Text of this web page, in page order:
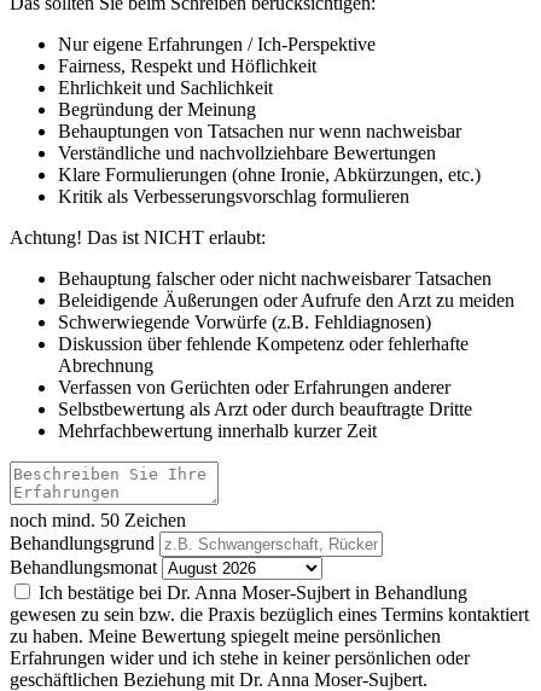
Nur eigene Erfahrungen / Ich-Perspektive
Fairness, Respekt und Höflichkeit
Ehrlichkeit und Sachlichkeit
Begründung der Meinung
Behauptungen von Tatsachen nur wenn nachweisbar
Verständliche und nachvollziehbare Bewertungen
Klare Formulierungen (ohne Ironie, Abkürzungen, etc.)
Kritik als Verbesserungsvorschlag formulieren
Achtung! Das ist NICHT erlaubt:
Behauptung falscher oder nicht nachweisbarer Tatsachen
Beleidigende Äußerungen oder Aufrufe den Arzt zu meiden
Schwerwiegende Vorwürfe (z.B. Fehldiagnosen)
Diskussion über fehlende Kompetenz oder fehlerhafte
Abrechnung
Verfassen von Gerüchten oder Erfahrungen anderer
Selbstbewertung als Arzt oder durch beauftragte Dritte
Mehrfachbewertung innerhalb kurzer Zeit
noch mind. 50 Zeichen
Behandlungsgrund
Behandlungsmonat
Ich bestätige bei Dr. Anna Moser-Sujbert in Behandlung
gewesen zu sein bzw. die Praxis bezüglich eines Termins kontaktiert
zu haben. Meine Bewertung spiegelt meine persönlichen
Erfahrungen wider und ich stehe in keiner persönlichen oder
geschäftlichen Beziehung mit Dr. Anna Moser-Sujbert.